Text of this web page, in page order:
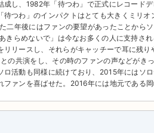
し、1982年「待つわ」で正式にレコード
待つわ」のインパクトはとても大きくミリ
二年後にはファンの要望があったことから
きらめないで」は今なお多くの人に支持さ
リリースし、それらがキャッチーで耳に残
の共演をし、その時のファンの声などがき
ロ活動も同様に続けており、2015年にはソ
ァンを喜ばせた。2016年には地元である